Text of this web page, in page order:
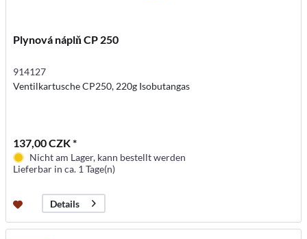
Plynová náplň CP 250
914127
Ventilkartusche CP250, 220g Isobutangas
137,00 CZK *
Nicht am Lager, kann bestellt werden
Lieferbar in ca. 1 Tage(n)
Details